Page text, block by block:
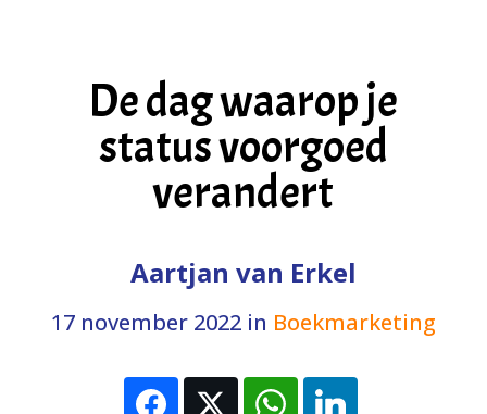
De dag waarop je
status voorgoed
verandert
Aartjan van Erkel
17 november 2022in Boekmarketing